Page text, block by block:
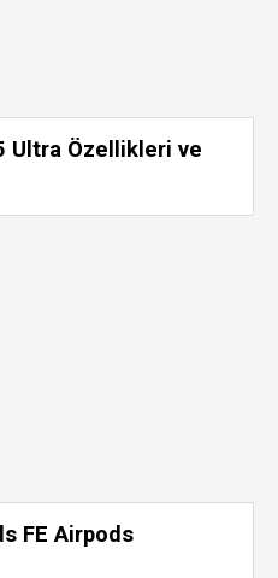
Ultra Özellikleri ve
FE Airpods